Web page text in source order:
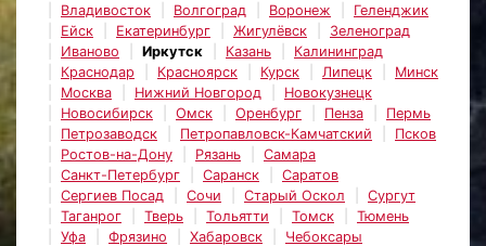
Владивосток
Волгоград Воронеж
Геленджик
Ейск
Екатеринбург Жигулёвск
Зеленоград
Иваново
Иркутск Казань
Калининград
Краснодар
Красноярск Курск Липецк
Минск
Москва
Нижний Новгород
Новокузнецк
Новосибирск
Омск Оренбург Пенза
Пермь
Петрозаводск
Петропавловск-Камчатский
Псков
Ростов-на-Дону
Рязань
Самара
Санкт-Петербург
Саранск
Саратов
Сергиев Посад
Сочи Старый Оскол
Сургут
Таганрог
Тверь Тольятти Томск
Тюмень
Уфа
Фрязино Хабаровск
Чебоксары